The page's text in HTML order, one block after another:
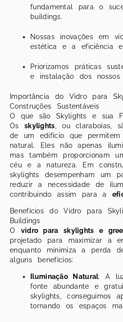
fundamental para o
buildings.
Nossas inovações em
estética e a eficiência
Priorizamos práticas
e instalação dos nossos
Importância do Vidro para
Construções Sustentáveis
O que são Skylights e sua
Os skylights, ou claraboias,
de um edifício que
natural. Eles não apenas
mas também proporcionam
céu e a natureza. Em
skylights desempenham um
reduzir a necessidade de
contribuindo assim para a
Benefícios do Vidro para
Buildings
O vidro para skylights e
projetado para maximizar a
enquanto minimiza a perda
alguns benefícios:
Iluminação Natural: A
fonte abundante e
skylights, conseguimos
tornando os espaços